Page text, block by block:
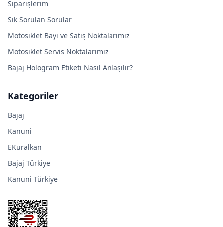
Siparişlerim
Sık Sorulan Sorular
Motosiklet Bayi ve Satış Noktalarımız
Motosiklet Servis Noktalarımız
Bajaj Hologram Etiketi Nasıl Anlaşılır?
Kategoriler
Bajaj
Kanuni
EKuralkan
Bajaj Türkiye
Kanuni Türkiye